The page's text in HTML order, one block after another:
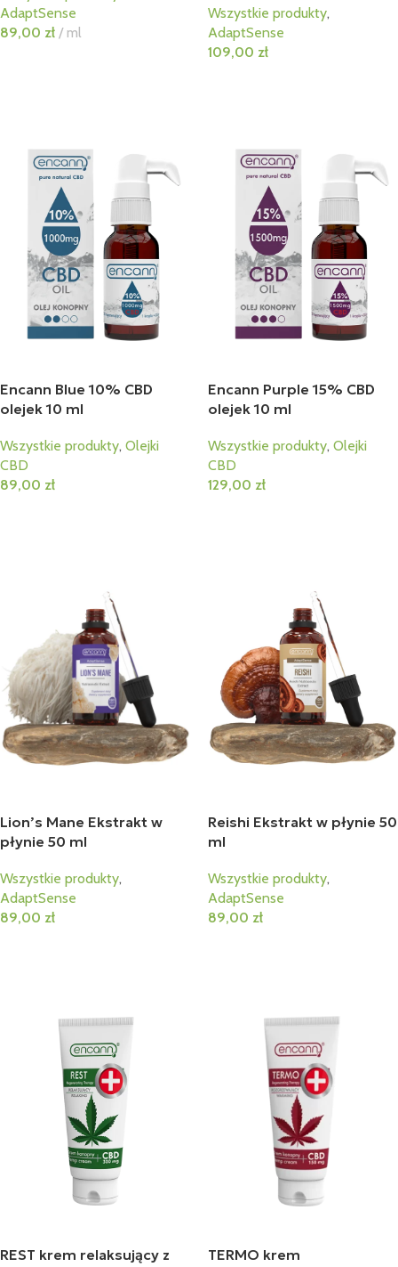
AdaptSense
89,00 zł ml
Wszystkie produkty,
AdaptSense
109,00 zł
Encann Blue 10% CBD
olejek 10 ml
Wszystkie produkty, Olejki
CBD
89,00 zł
Encann Purple 15% CBD
olejek 10 ml
Wszystkie produkty, Olejki
CBD
129,00 zł
Lion’s Mane Ekstrakt w
płynie 50 ml
Wszystkie produkty,
AdaptSense
89,00 zł
Reishi Ekstrakt w płynie 50
ml
Wszystkie produkty,
AdaptSense
89,00 zł
REST krem relaksujący z
TERMO krem